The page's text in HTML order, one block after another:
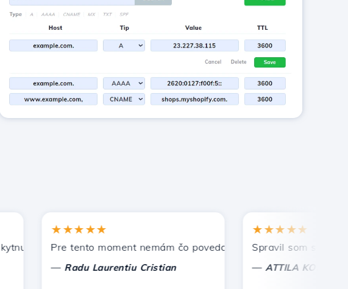
podporu!
★★★★★
Pre tento moment nemám čo povedať, len oceniť. S osobitnou
Radu Laurentiu Cristian
★★★★★
Spravil som správnu
ATTILA KOLES